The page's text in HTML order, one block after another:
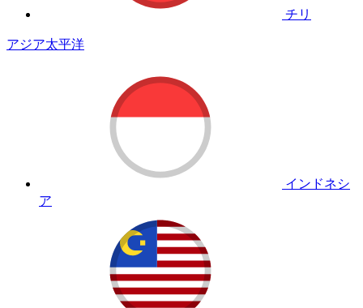
チリ
アジア太平洋
インドネシ
ア